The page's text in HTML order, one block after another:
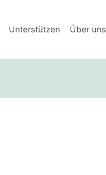
Unterstützen Über uns